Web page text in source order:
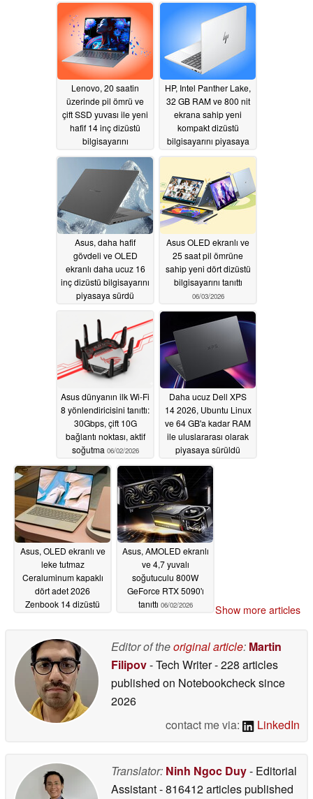
Lenovo, 20 saatin
üzerinde pil ömrü ve
çift SSD yuvası ile yeni
hafif 14 inç dizüstü
bilgisayarını
piyasaya sürdü
HP, Intel Panther Lake,
32 GB RAM ve 800 nit
ekrana sahip yeni
kompakt dizüstü
bilgisayarını piyasaya
06/03/2026
Asus, daha hafif
gövdeli ve OLED
ekranlı daha ucuz 16
inç dizüstü bilgisayarını
piyasaya sürdü
Asus OLED ekranlı ve
25 saat pil ömrüne
sahip yeni dört dizüstü
bilgisayarını tanıttı
06/03/2026
Asus dünyanın ilk Wi-Fi
8 yönlendiricisini tanıttı:
30Gbps, çift 10G
bağlantı noktası, aktif
soğutma 06/02/2026
Daha ucuz Dell XPS
14 2026, Ubuntu Linux
ve 64 GB'a kadar RAM
ile uluslararası olarak
piyasaya sürüldü
06/02/2026
Asus, OLED ekranlı ve
leke tutmaz
Ceraluminum kapaklı
dört adet 2026
Zenbook 14 dizüstü
Asus, AMOLED ekranlı
ve 4,7 yuvalı
soğutuculu 800W
GeForce RTX 5090'ı
tanıttı 06/02/2026 Show more articles
Editor of theoriginal article: Martin
Filipov- Tech Writer- 228 articles
published on Notebookchecksince
2026
contact me via:
LinkedIn
Translator: Ninh Ngoc Duy- Editorial
Assistant- 816412 articles published